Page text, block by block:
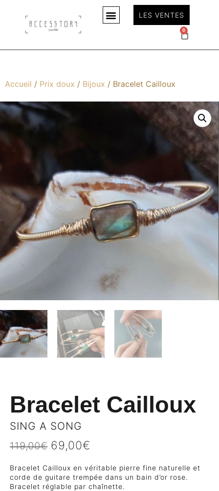
LES VENTES
0
Accueil / Prix doux / Bijoux / Bracelet Cailloux
Bracelet Cailloux
SING A SONG
119,00€ 69,00€
Bracelet Cailloux en véritable pierre fine naturelle et
corde de guitare trempée dans un bain d’or rose.
Bracelet réglable par chaînette.